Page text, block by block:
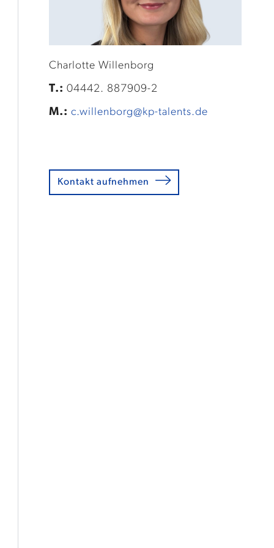
Charlotte Willenborg
T.: 04442. 887909-2
M.: c.willenborg@kp-talents.de
Kontakt aufnehmen